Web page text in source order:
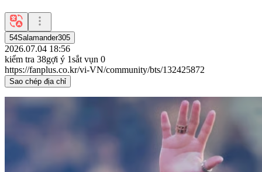
54Salamander305
2026.07.04 18:56
kiểm tra 38gợi ý 1sắt vụn 0
https://fanplus.co.kr/vi-VN/community/bts/132425872
Sao chép địa chỉ